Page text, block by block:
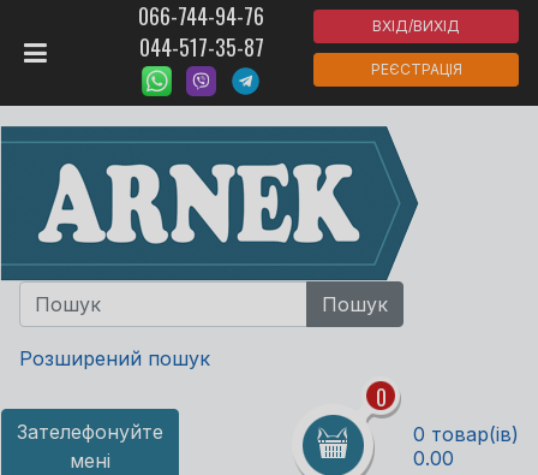
066-744-94-76
044-517-35-87
ВХІД/ВИХІД
РЕЄСТРАЦІЯ
Розширений пошук
Зателефонуйте
мені
0
0 товар(ів)
0.00